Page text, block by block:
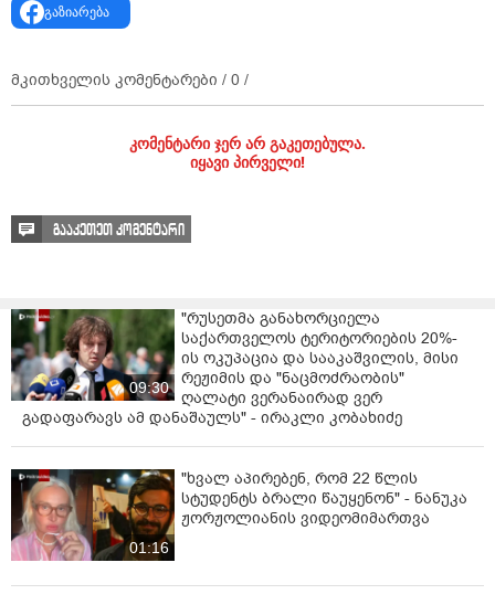
გაზიარება
მკითხველის კომენტარები / 0 /
კომენტარი ჯერ არ გაკეთებულა.
იყავი პირველი!
გააკეთეთ კომენტარი
09:30
"რუსეთმა განახორციელა
საქართველოს ტერიტორიების 20%-
ის ოკუპაცია და სააკაშვილის, მისი
რეჟიმის და "ნაცმოძრაობის"
ღალატი ვერანაირად ვერ
გადაფარავს ამ დანაშაულს" - ირაკლი კობახიძე
01:16
"ხვალ აპირებენ, რომ 22 წლის
სტუდენტს ბრალი წაუყენონ" - ნანუკა
ჟორჟოლიანის ვიდეომიმართვა